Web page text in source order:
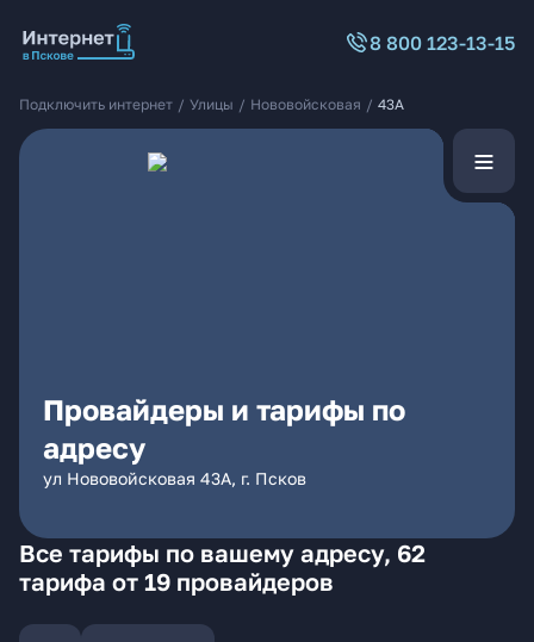
8 800 123-13-15
Подключить интернет / Улицы / Нововойсковая / 43А
Провайдеры и тарифы по
адресу
ул Нововойсковая 43А, г. Псков
Все тарифы по вашему адресу, 62
тарифа от 19 провайдеров